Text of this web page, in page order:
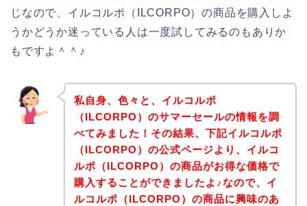
じなので、イルコルポ（ILCORPO）の商品を購入しよ
うかどうか迷っている人は一度試してみるのもありか
もですよ＾＾♪
私自身、色々と、イルコルポ
（ILCORPO）のサマーセールの情報を調
べてみました！その結果、下記イルコルポ
（ILCORPO）の公式ページより、イルコ
ルポ（ILCORPO）の商品がお得な価格で
購入することができましたよ♪なので、イ
ルコルポ（ILCORPO）の商品に興味のあ